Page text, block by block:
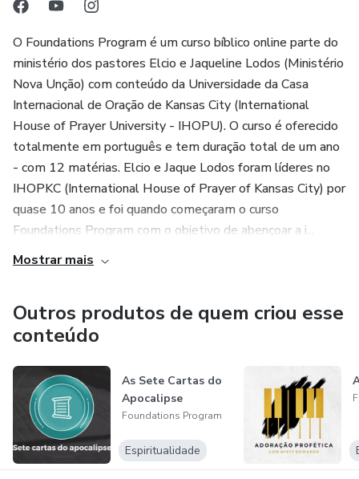
O Foundations Program é um curso bíblico online parte do
ministério dos pastores Elcio e Jaqueline Lodos (Ministério
Nova Unção) com conteúdo da Universidade da Casa
Internacional de Oração de Kansas City (International
House of Prayer University - IHOPU). O curso é oferecido
totalmente em português e tem duração total de um ano
- com 12 matérias. Elcio e Jaque Lodos foram líderes no
IHOPKC (International House of Prayer of Kansas City) por
quase 10 anos e foi quando começaram o curso
Foundations Program com o objetivo de abençoar a i...
Mostrar mais
Outros produtos de quem criou esse
conteúdo
As Sete Cartas do
Apocalipse
Foundations Program
Espiritualidade